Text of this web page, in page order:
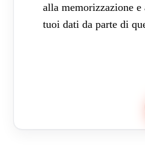
alla memorizzazione
tuoi dati da parte di